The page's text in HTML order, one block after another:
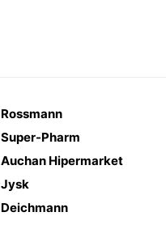
Rossmann
Super-Pharm
Auchan Hipermarket
Jysk
Deichmann